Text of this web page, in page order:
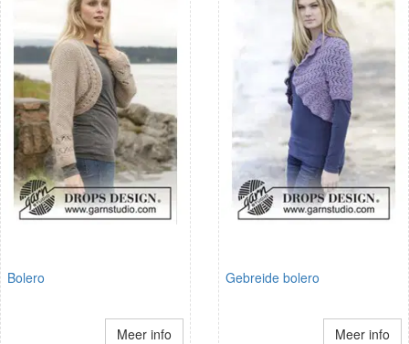
Bolero
Meer info
Gebreide bolero
Meer info